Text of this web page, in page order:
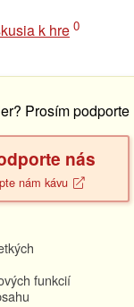
k hre 0
Prosím
nás
nám kávu
funkcií